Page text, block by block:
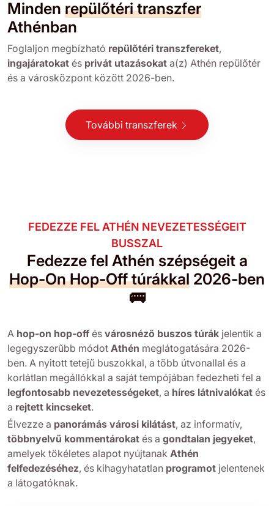
Minden repülőtéri transzfer
Athénban
Foglaljon megbízható repülőtéri transzfereket,
ingajáratokat és privát utazásokat a(z) Athén repülőtér
és a városközpont között 2026-ben.
További transzferek
FEDEZZE FEL ATHÉN NEVEZETESSÉGEIT
BUSSZAL
Fedezze fel Athén szépségeit a
Hop-On Hop-Off túrákkal 2026-ben
🚌
A hop-on hop-off és városnéző buszos túrák jelentik a
legegyszerűbb módot Athén meglátogatására 2026-
ben. A nyitott tetejű buszokkal, a több útvonallal és a
korlátlan megállókkal a saját tempójában fedezheti fel a
legfontosabb nevezetességeket, a híres látnivalókat és
a rejtett kincseket.
Élvezze a panorámás városi kilátást, az informatív,
többnyelvű kommentárokat és a gondtalan jegyeket,
amelyek tökéletes alapot nyújtanak Athén
felfedezéséhez, és kihagyhatatlan programot jelentenek
a látogatóknak.